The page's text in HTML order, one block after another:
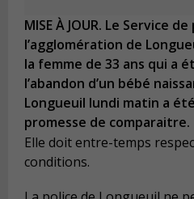
MISE À JOUR. Le Service
l’agglomération de
la femme de 33 ans qui a
l’abandon d’un bébé
Longueuil lundi matin a
promesse de comparaitre.
Elle doit entre-temps
conditions.